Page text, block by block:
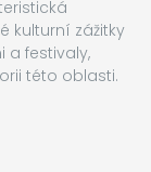
kulturní zážitky
a festivaly,
této oblasti.